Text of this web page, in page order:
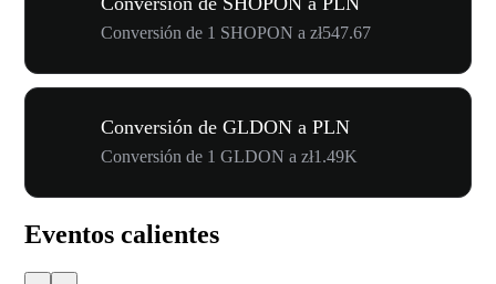
Conversión de 1 SHOPON a zł547.67
Conversión de GLDON a PLN
Conversión de 1 GLDON a zł1.49K
Eventos calientes